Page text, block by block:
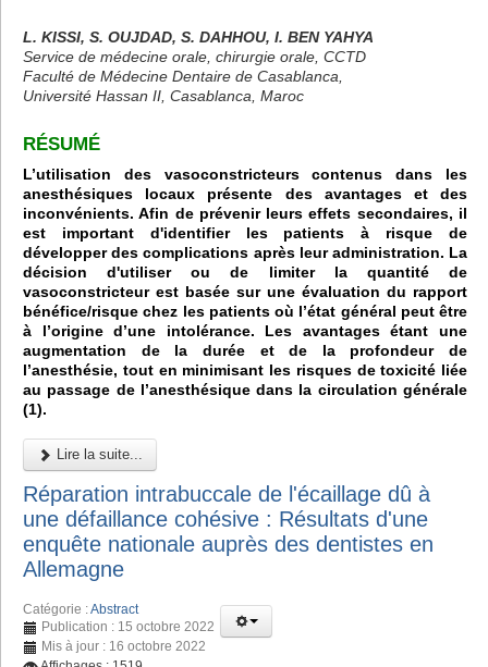
L. KISSI, S. OUJDAD, S. DAHHOU, I. BEN YAHYA
Service de médecine orale, chirurgie orale, CCTD
Faculté de Médecine Dentaire de Casablanca,
Université Hassan II, Casablanca, Maroc
RÉSUMÉ
L’utilisation des vasoconstricteurs contenus dans les
anesthésiques locaux présente des avantages et des
inconvénients. Afin de prévenir leurs effets secondaires, il
est important d'identifier les patients à risque de
développer des complications après leur administration. La
décision d'utiliser ou de limiter la quantité de
vasoconstricteur est basée sur une évaluation du rapport
bénéfice/risque chez les patients où l’état général peut être
à l’origine d’une intolérance. Les avantages étant une
augmentation de la durée et de la profondeur de
l’anesthésie, tout en minimisant les risques de toxicité liée
au passage de l’anesthésique dans la circulation générale
(1).
Lire la suite...
Réparation intrabuccale de l'écaillage dû à
une défaillance cohésive : Résultats d'une
enquête nationale auprès des dentistes en
Allemagne
Catégorie :Abstract
Publication : 15 octobre 2022
Mis à jour : 16 octobre 2022